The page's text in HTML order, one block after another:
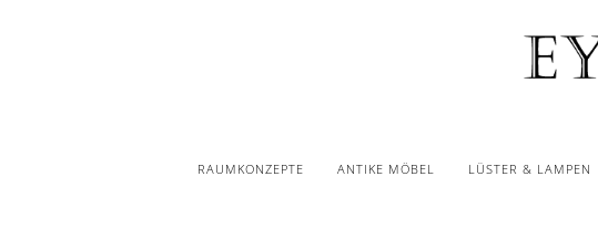
RAUMKONZEPTE ANTIKE MÖBEL LÜSTER & LAMPEN